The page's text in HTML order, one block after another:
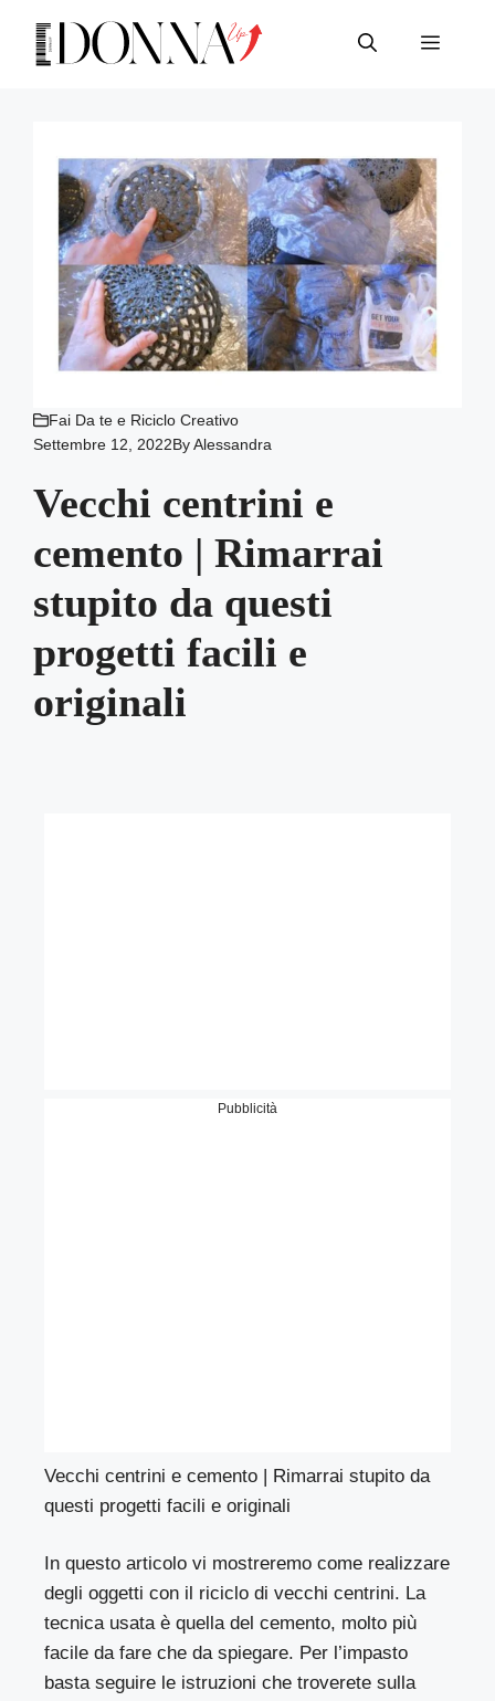
contenuto
Menu
Fai Da te e Riciclo Creativo
Settembre 12, 2022ByAlessandra
Vecchi centrini e
cemento | Rimarrai
stupito da questi
progetti facili e
originali
Pubblicità
Vecchi centrini e cemento | Rimarrai stupito da
questi progetti facili e originali
In questo articolo vi mostreremo come realizzare
degli oggetti con il riciclo di vecchi centrini. La
tecnica usata è quella del cemento, molto più
facile da fare che da spiegare. Per l’impasto
basta seguire le istruzioni che troverete sulla